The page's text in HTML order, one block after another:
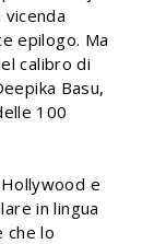
epilogo. Ma
calibro di
Basu,
100
e
in lingua
che lo